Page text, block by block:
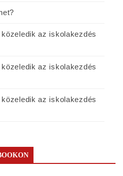
az iskolakezdés
az iskolakezdés
az iskolakezdés